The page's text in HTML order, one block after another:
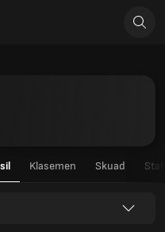
Klasemen Skuad